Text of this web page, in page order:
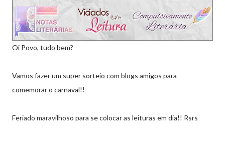
Oi Povo, tudo bem?
Vamos fazer um super sorteio com blogs amigos para
comemorar o carnaval!!
Feriado maravilhoso para se colocar as leituras em dia!! Rsrs